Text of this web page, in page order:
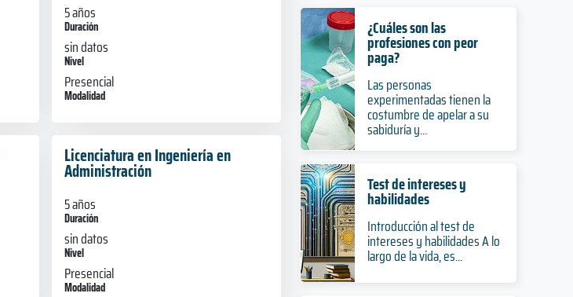
5 años
Duración
sin datos
Nivel
Presencial
Modalidad
Licenciatura en Ingeniería en
Administración
5 años
Duración
sin datos
Nivel
Presencial
Modalidad
¿Cuáles son las
profesiones con peor
paga?
Las personas
experimentadas tienen la
costumbre de apelar a su
sabiduría y...
Test de intereses y
habilidades
Introducción al test de
intereses y habilidades A lo
largo de la vida, es...